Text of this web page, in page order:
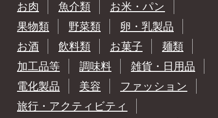
お肉
魚介類
お米・パン
果物類
野菜類
卵・乳製品
お酒
飲料類 お菓子
麺類
加工品等
調味料
雑貨・日用品
電化製品
美容
ファッション
旅行・アクティビティ